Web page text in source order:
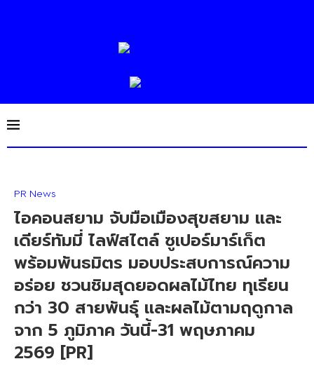
PR News
ไอคอนสยาม จับมือเมืองสุขสยาม และ
เดียร์ทัมมี่ ไลฟ์สไตล์ ซูเปอร์มาร์เก็ต
พร้อมพันธมิตร มอบประสบการณ์ความ
อร่อย ชวนชิมสุดยอดผลไม้ไทย ทุเรียน
กว่า 30 สายพันธุ์ และผลไม้ตามฤดูกาล
จาก 5 ภูมิภาค วันนี้-31 พฤษภาคม
2569 [PR]